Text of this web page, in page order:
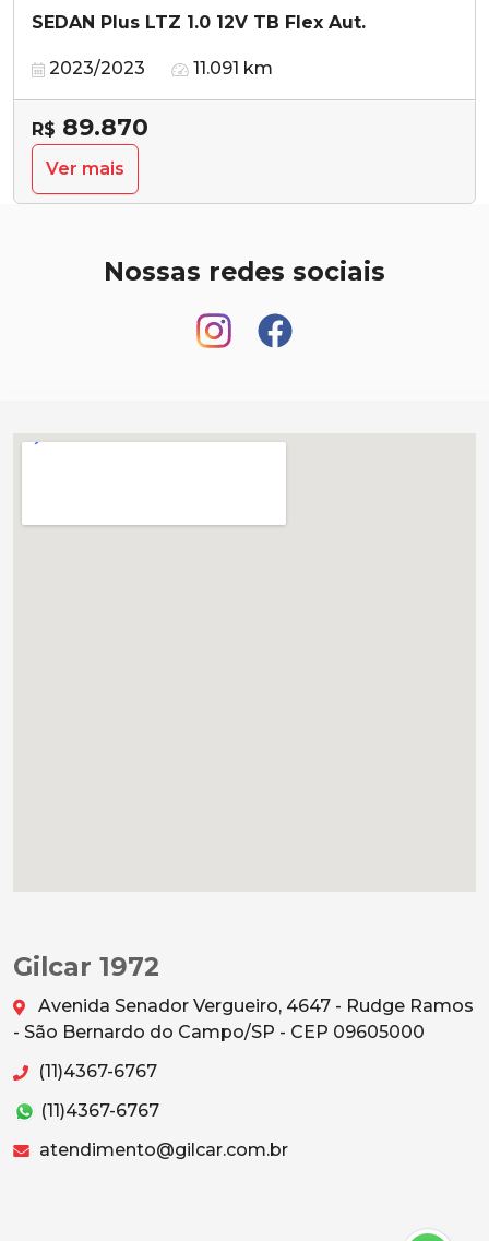
SEDAN Plus LTZ 1.0 12V TB Flex Aut.
2023/2023 11.091 km
R$ 89.870
Ver mais
Nossas redes sociais
Gilcar 1972
Avenida Senador Vergueiro, 4647 - Rudge Ramos
- São Bernardo do Campo/SP - CEP 09605000
(11)4367-6767
(11)4367-6767
atendimento@gilcar.com.br